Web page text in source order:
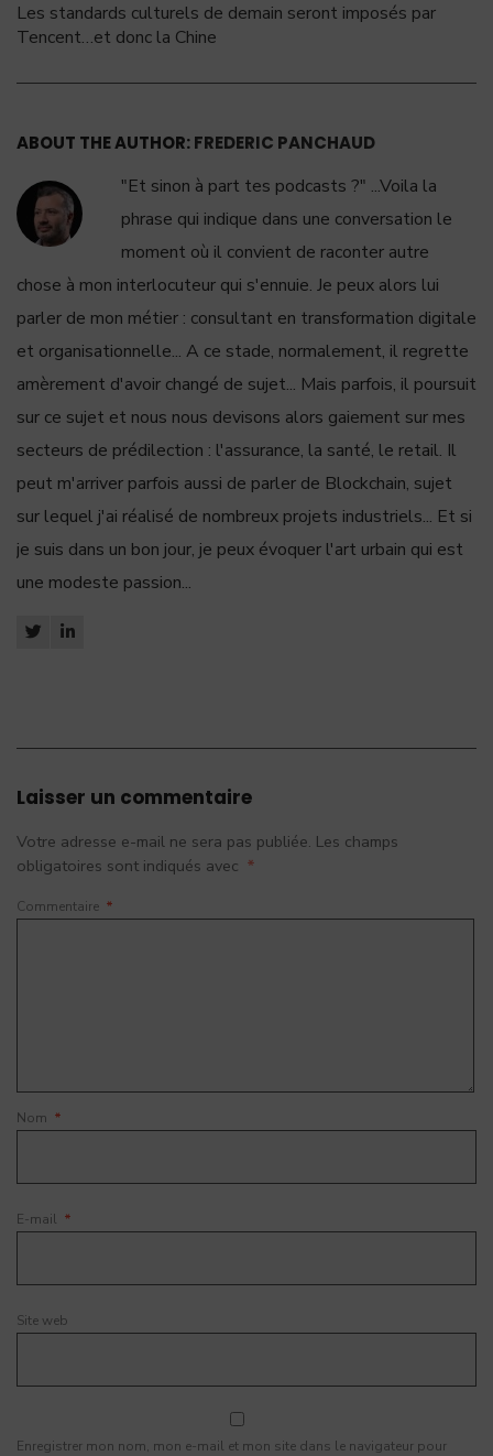
Les standards culturels de demain seront imposés par
Tencent…et donc la Chine
ABOUT THE AUTHOR:FREDERIC PANCHAUD
"Et sinon à part tes podcasts ?" ...Voila la
phrase qui indique dans une conversation le
moment où il convient de raconter autre
chose à mon interlocuteur qui s'ennuie. Je peux alors lui
parler de mon métier : consultant en transformation digitale
et organisationnelle... A ce stade, normalement, il regrette
amèrement d'avoir changé de sujet... Mais parfois, il poursuit
sur ce sujet et nous nous devisons alors gaiement sur mes
secteurs de prédilection : l'assurance, la santé, le retail. Il
peut m'arriver parfois aussi de parler de Blockchain, sujet
sur lequel j'ai réalisé de nombreux projets industriels... Et si
je suis dans un bon jour, je peux évoquer l'art urbain qui est
une modeste passion...
Laisser un commentaire
Votre adresse e-mail ne sera pas publiée. Les champs
obligatoires sont indiqués avec *
Commentaire *
Nom *
E-mail *
Site web
Enregistrer mon nom, mon e-mail et mon site dans le navigateur pour